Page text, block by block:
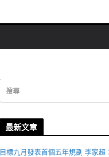
最新文章
目標九月發表首個五年規劃 李家超